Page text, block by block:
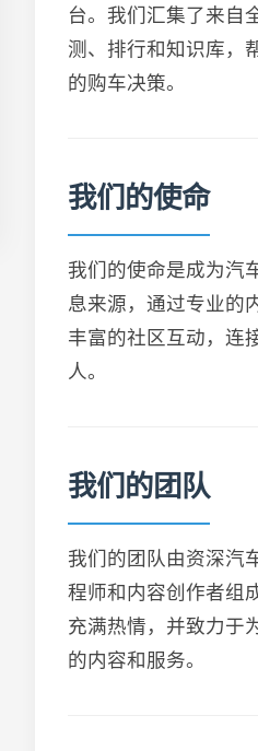
台。我们汇集了来自
测、排行和知识库，
的购车决策。
我们的使命
我们的使命是成为汽
息来源，通过专业的
丰富的社区互动，连
人。
我们的团队
我们的团队由资深汽
程师和内容创作者组
充满热情，并致力于
的内容和服务。